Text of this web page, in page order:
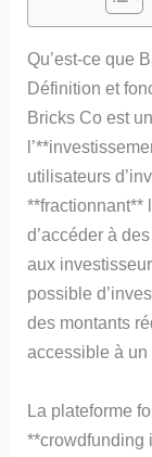
Qu’est-ce que
Définition et
Bricks Co est
utilisateurs
**fractionnant**
d’accéder à
aux
possible
des montants
accessible à
La plateforme
**crowdfunding